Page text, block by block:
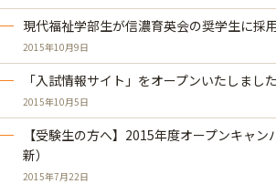
現代福祉学部生が信濃育英会の奨学生に採
2015年10月9日
「入試情報サイト」をオープンいたしました
2015年10月5日
【受験生の方へ】2015年度オープンキャ
新）
2015年7月22日